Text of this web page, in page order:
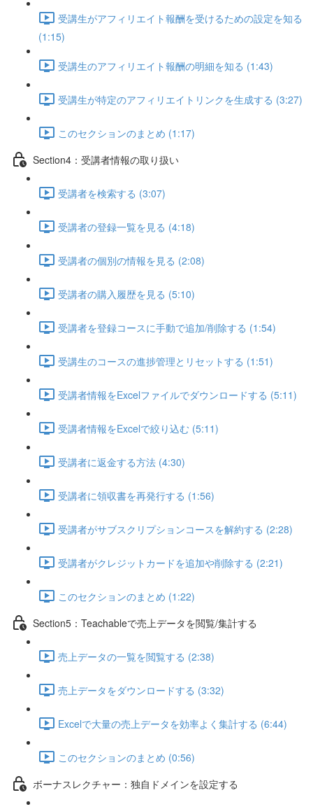
受講生がアフィリエイト報酬を受けるための設定を知る
(1:15)
受講生のアフィリエイト報酬の明細を知る (1:43)
受講生が特定のアフィリエイトリンクを生成する (3:27)
このセクションのまとめ (1:17)
Section4：受講者情報の取り扱い
受講者を検索する (3:07)
受講者の登録一覧を見る (4:18)
受講者の個別の情報を見る (2:08)
受講者の購入履歴を見る (5:10)
受講者を登録コースに手動で追加/削除する (1:54)
受講生のコースの進捗管理とリセットする (1:51)
受講者情報をExcelファイルでダウンロードする (5:11)
受講者情報をExcelで絞り込む (5:11)
受講者に返金する方法 (4:30)
受講者に領収書を再発行する (1:56)
受講者がサブスクリプションコースを解約する (2:28)
受講者がクレジットカードを追加や削除する (2:21)
このセクションのまとめ (1:22)
Section5：Teachableで売上データを閲覧/集計する
売上データの一覧を閲覧する (2:38)
売上データをダウンロードする (3:32)
Excelで大量の売上データを効率よく集計する (6:44)
このセクションのまとめ (0:56)
ボーナスレクチャー：独自ドメインを設定する